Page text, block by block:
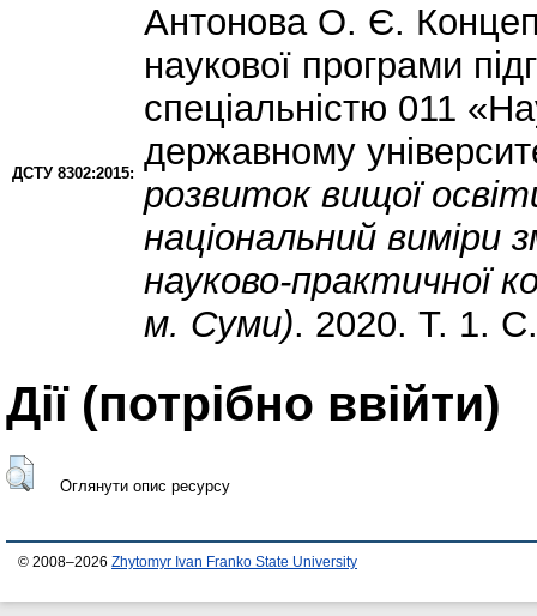
ДСТУ 8302:2015:
Антонова О. Є.
наукової програми
спеціальністю 011
державному
розвиток вищої
національний виміри
науково-практичної
м. Суми). 2020. Т. 1.
Дії ​​(потрібно ввійти)
Оглянути опис ресурсу
© 2008–2026 Zhytomyr Ivan Franko State University